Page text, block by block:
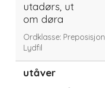
utadørs, ut
om døra
Ordklasse: Preposisjon
Lydfil
utåver